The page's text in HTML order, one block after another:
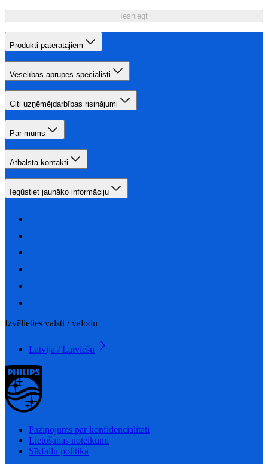
Iesniegt
Produkti patērātājiem
Veselības aprūpes speciālisti
Citi uzņēmējdarbības risinājumi
Par mums
Atbalsta kontakti
Iegūstiet jaunāko informāciju
Izvēlieties valsti / valodu
Latvija / Latviešu
Paziņojums par konfidencialitāti
Lietošanas noteikumi
Sīkfailu politika